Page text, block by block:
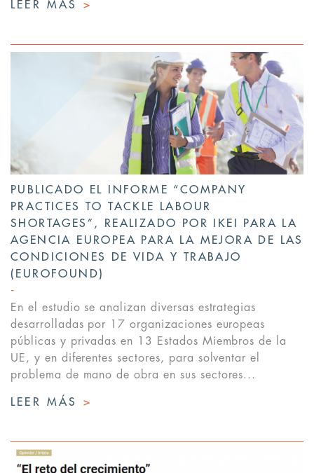
LEER MÁS >
PUBLICADO EL INFORME “COMPANY
PRACTICES TO TACKLE LABOUR
SHORTAGES”, REALIZADO POR IKEI PARA LA
AGENCIA EUROPEA PARA LA MEJORA DE LAS
CONDICIONES DE VIDA Y TRABAJO
(EUROFOUND)
En el estudio se analizan diversas estrategias
desarrolladas por 17 organizaciones europeas
públicas y privadas en 13 Estados Miembros de la
UE, y en diferentes sectores, para solventar el
problema de mano de obra en sus sectores...
LEER MÁS >